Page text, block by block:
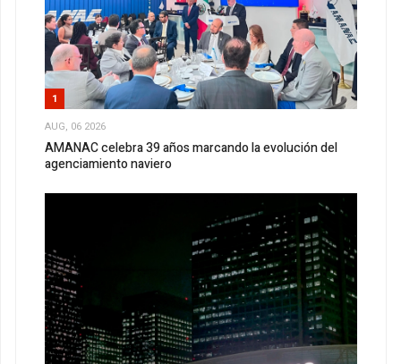
1
AUG, 06 2026
AMANAC celebra 39 años marcando la evolución del
agenciamiento naviero